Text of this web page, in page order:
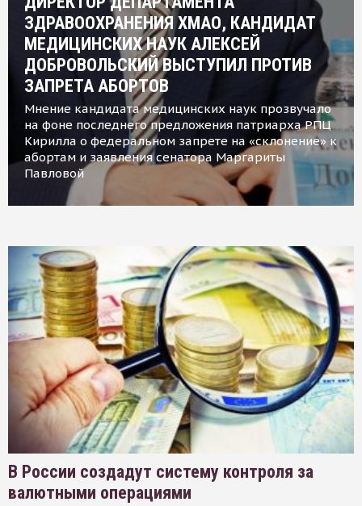
ЗДРАВООХРАНЕНИЯ ХМАО, КАНДИДАТ
МЕДИЦИНСКИХ НАУК АЛЕКСЕЙ
ДОБРОВОЛЬСКИЙ ВЫСТУПИЛ ПРОТИВ
ЗАПРЕТА АБОРТОВ
Мнение кандидата медицинских наук прозвучало
на фоне последнего предложения патриарха РПЦ
Кирилла о федеральном запрете на «склонение» к
абортам и заявления сенатора Маргариты
Павловой
В России создадут систему контроля за
валютными операциями